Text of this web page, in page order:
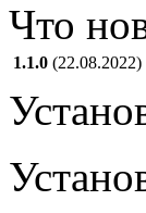
Что
1.1.0 (22.08.2022)